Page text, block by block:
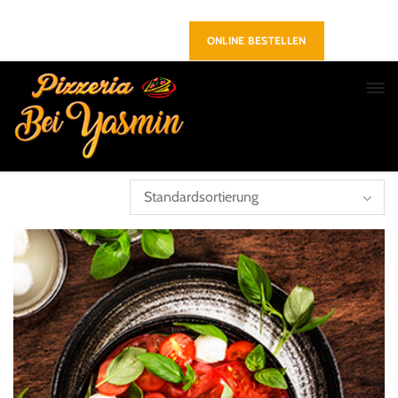
ONLINE BESTELLEN
Zeigt alle 2 Ergebnisse